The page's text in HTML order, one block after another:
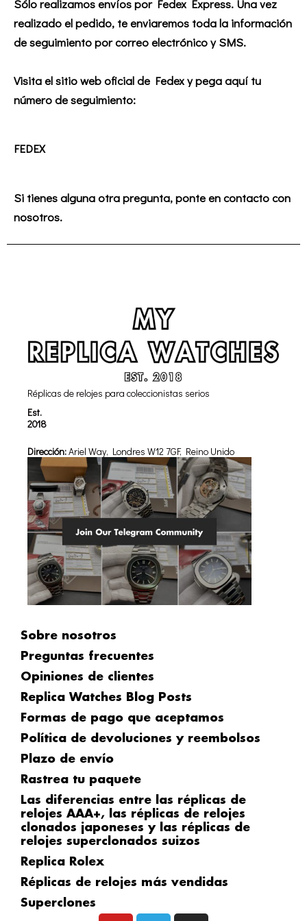
Sólo realizamos envíos por Fedex Express. Una vez
realizado el pedido, te enviaremos toda la información
de seguimiento por correo electrónico y SMS.
Visita el sitio web oficial de Fedex y pega aquí tu
número de seguimiento:
FEDEX
Si tienes alguna otra pregunta, ponte en contacto con
nosotros.
Réplicas de relojes para coleccionistas serios
Est.
2018
Dirección:Ariel Way, Londres W12 7GF, Reino Unido
Sobre nosotros
Preguntas frecuentes
Opiniones de clientes
Replica Watches Blog Posts
Formas de pago que aceptamos
Política de devoluciones y reembolsos
Plazo de envío
Rastrea tu paquete
Las diferencias entre las réplicas de
relojes AAA+, las réplicas de relojes
clonados japoneses y las réplicas de
relojes superclonados suizos
Replica Rolex
Réplicas de relojes más vendidas
Superclones